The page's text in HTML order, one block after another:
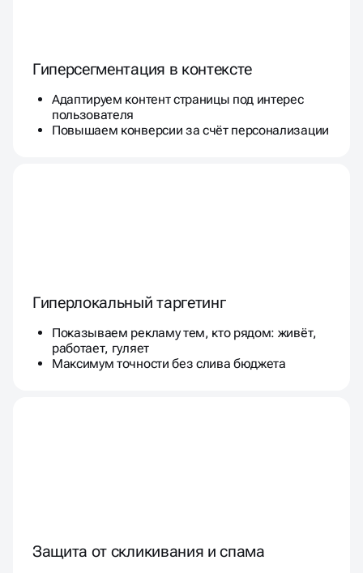
Гиперсегментация в контексте
Адаптируем контент страницы под интерес
пользователя
Повышаем конверсии за счёт персонализации
Гиперлокальный таргетинг
Показываем рекламу тем, кто рядом: живёт,
работает, гуляет
Максимум точности без слива бюджета
Защита от скликивания и спама